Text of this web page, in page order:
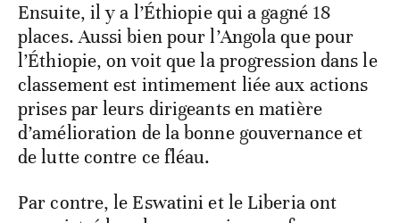
Ensuite, il y a l’Éthiopie qui a gagné 18
places. Aussi bien pour l’Angola que pour
l’Éthiopie, on voit que la progression dans le
classement est intimement liée aux actions
prises par leurs dirigeants en matière
d’amélioration de la bonne gouvernance et
de lutte contre ce fléau.
Par contre, le Eswatini et le Liberia ont